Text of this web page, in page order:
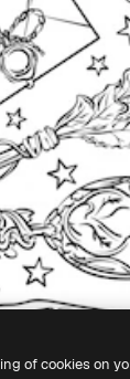
of cookies on